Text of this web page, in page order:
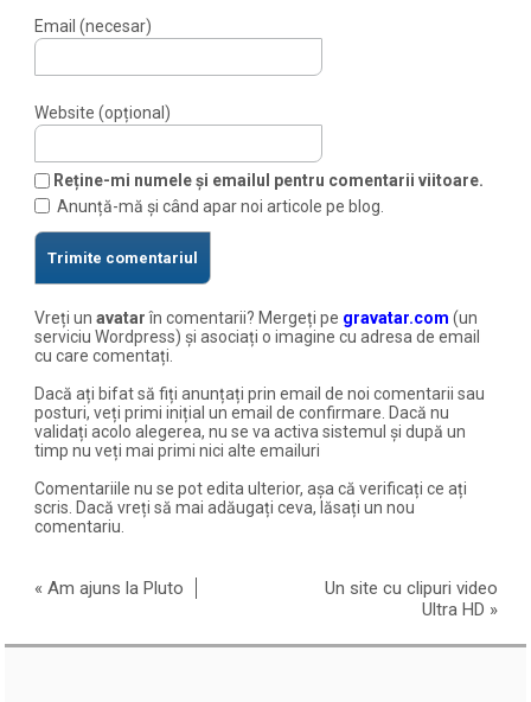
Email (necesar)
Website (opțional)
Reține-mi numele și emailul pentru comentarii viitoare.
Anunță-mă și când apar noi articole pe blog.
Vreți unavatarîn comentarii? Mergeți pe gravatar.com (un
serviciu Wordpress) și asociați o imagine cu adresa de email
cu care comentați.
Dacă ați bifat să fiți anunțați prin email de noi comentarii sau
posturi, veți primi inițial un email de confirmare. Dacă nu
validați acolo alegerea, nu se va activa sistemul și după un
timp nu veți mai primi nici alte emailuri
Comentariile nu se pot edita ulterior, așa că verificați ce ați
scris. Dacă vreți să mai adăugați ceva, lăsați un nou
comentariu.
«Am ajuns la Pluto
Un site cu clipuri video
Ultra HD »